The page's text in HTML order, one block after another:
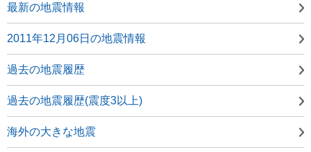
最新の地震情報
2011年12月06日の地震情報
過去の地震履歴
過去の地震履歴(震度3以上)
海外の大きな地震